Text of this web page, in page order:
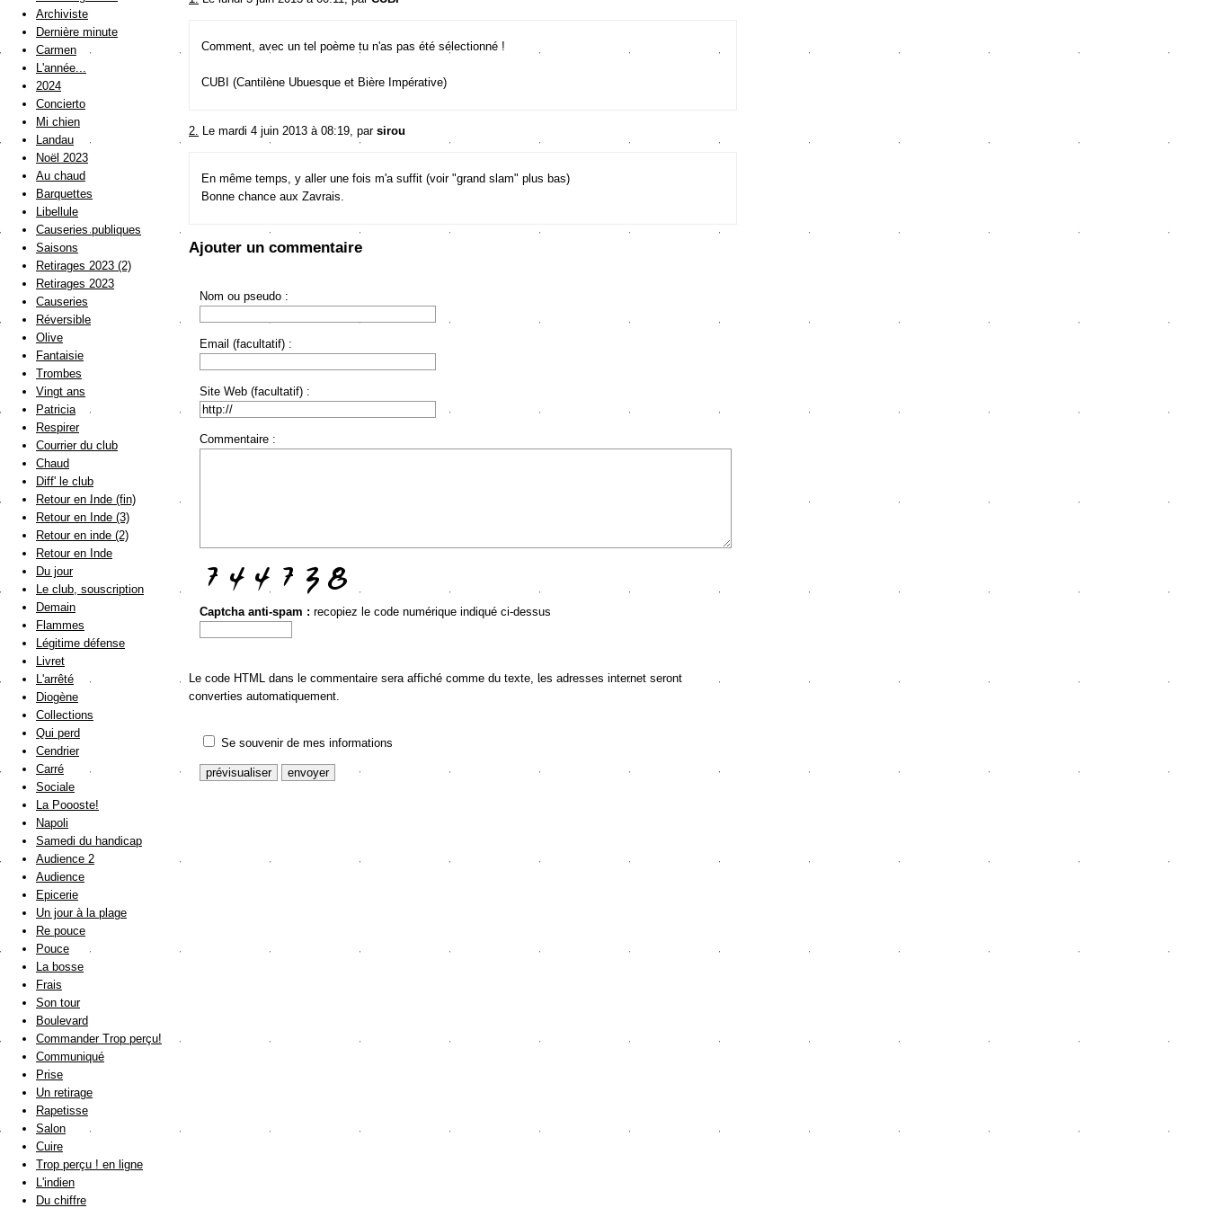
Comment, avec un tel poème tu n'as pas été sélectionné !
CUBI (Cantilène Ubuesque et Bière Impérative)
2. Le mardi 4 juin 2013 à 08:19, par sirou
En même temps, y aller une fois m'a suffit (voir "grand slam" plus bas)
Bonne chance aux Zavrais.
Ajouter un commentaire
Nom ou pseudo :
Email (facultatif) :
Site Web (facultatif) :
Commentaire :
Captcha anti-spam : recopiez le code numérique indiqué ci-dessus
Le code HTML dans le commentaire sera affiché comme du texte, les adresses internet seront
converties automatiquement.
Se souvenir de mes informations
Archiviste
Dernière minute
Carmen
L'année...
2024
Concierto
Mi chien
Landau
Noël 2023
Au chaud
Barquettes
Libellule
Causeries publiques
Saisons
Retirages 2023 (2)
Retirages 2023
Causeries
Réversible
Olive
Fantaisie
Trombes
Vingt ans
Patricia
Respirer
Courrier du club
Chaud
Diff' le club
Retour en Inde (fin)
Retour en Inde (3)
Retour en inde (2)
Retour en Inde
Du jour
Le club, souscription
Demain
Flammes
Légitime défense
Livret
L'arrêté
Diogène
Collections
Qui perd
Cendrier
Carré
Sociale
La Poooste!
Napoli
Samedi du handicap
Audience 2
Audience
Epicerie
Un jour à la plage
Re pouce
Pouce
La bosse
Frais
Son tour
Boulevard
Commander Trop perçu!
Communiqué
Prise
Un retirage
Rapetisse
Salon
Cuire
Trop perçu ! en ligne
L'indien
Du chiffre